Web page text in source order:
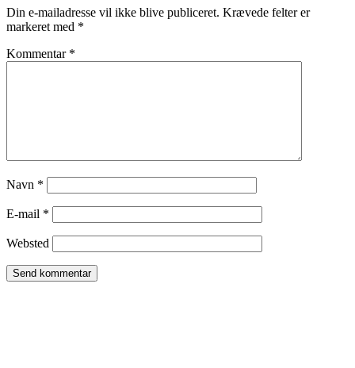
Din e-mailadresse vil ikke blive publiceret. Krævede felter er
markeret med *
Kommentar *
Navn *
E-mail *
Websted